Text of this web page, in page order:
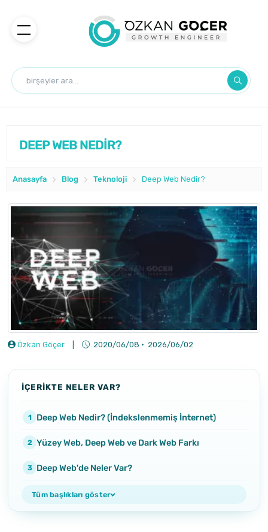
DEEP WEB NEDİR?
Anasayfa Blog Teknoloji Deep Web Nedir?
Özkan Göçer 2020/06/08 · 2026/06/02
İÇERİKTE NELER VAR?
Deep Web Nedir? (İndekslenmemiş İnternet)
Yüzey Web, Deep Web ve Dark Web Farkı
Deep Web'de Neler Var?
Tüm başlıkları göster